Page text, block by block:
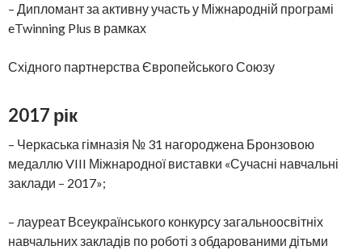
– Дипломант за активну участь у Міжнародній програмі
eTwinning Plus в рамках
Східного партнерства Європейського Союзу
2017 рік
– Черкаська гімназія № 31 нагороджена Бронзовою
медаллю VIII Міжнародної виставки «Сучасні навчальні
заклади – 2017»;
– лауреат Всеукраїнського конкурсу загальноосвітніх
навчальних закладів по роботі з обдарованими дітьми